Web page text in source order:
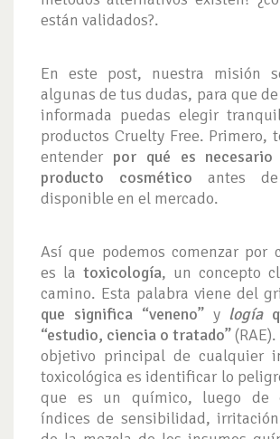
están validados?.
En este post, nuestra misión
algunas de tus dudas, para que
informada puedas elegir
productos Cruelty Free. Primero,
entender por qué es necesario
producto cosmético antes
disponible en el mercado.
Así que podemos comenzar por
es la toxicología, un concepto
camino. Esta palabra viene del
que significa “veneno”y logía
“estudio, ciencia o tratado”
objetivo principal de cualquier
toxicológica es identificar lo
que es un químico, luego de
índices de sensibilidad,